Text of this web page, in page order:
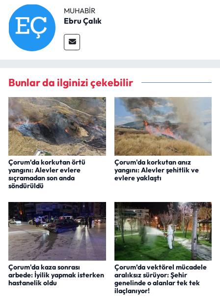
MUHABIR
Ebru Çalık
Bunlar da ilginizi çekebilir
Çorum’da korkutan örtü
yangını: Alevler evlere
sıçramadan son anda
söndürüldü
Çorum'da korkutan anız
yangını: Alevler şehitlik ve
evlere yaklaştı
Çorum'da kaza sonrası
arbede: İyilik yapmak isterken
hastanelik oldu
Çorum’da vektörel mücadele
aralıksız sürüyor: Şehir
genelinde o alanlar tek tek
ilaçlanıyor!